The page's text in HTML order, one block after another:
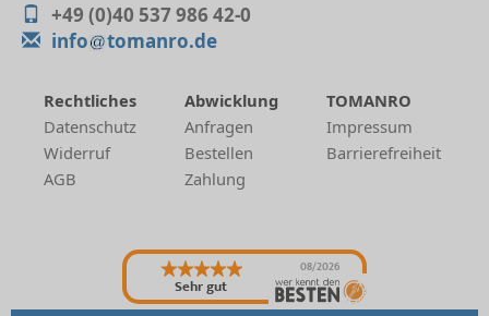
+49 (0)40 537 986 42-0
info
tomanro.de
Rechtliches
Datenschutz
Widerruf
AGB
Abwicklung
Anfragen
Bestellen
Zahlung
TOMANRO
Impressum
Barrierefreiheit
Sehr gut
08/2026